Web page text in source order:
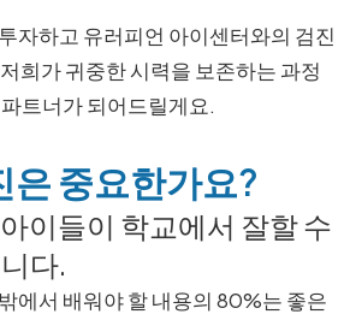
자하고 유러피언 아이센터와의 검진
희가 귀중한 시력을 보존하는 과정
트너가 되어드릴게요.
은 중요한가요?
이들이 학교에서 잘할 수
다.
에서 배워야 할 내용의 80%는 좋은